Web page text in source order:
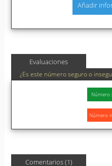
Añadir
Evaluaciones
¿Es este número seguro o
Comentarios (1)